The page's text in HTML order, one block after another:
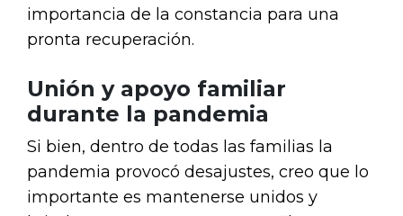
importancia de la constancia para una
pronta recuperación.
Unión y apoyo familiar
durante la pandemia
Si bien, dentro de todas las familias la
pandemia provocó desajustes, creo que lo
importante es mantenerse unidos y